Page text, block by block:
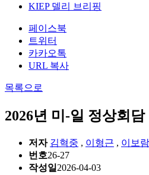
KIEP 델리 브리핑
페이스북
트위터
카카오톡
URL 복사
목록으로
2026년 미-일 정상회
저자 김혁중 , 이형근 , 이보람
번호26-27
작성일 2026-04-03